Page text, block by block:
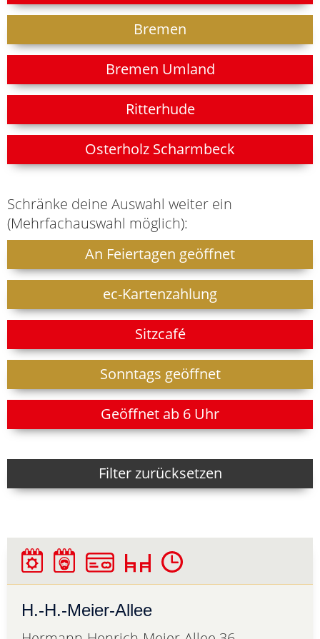
Bremen
Bremen Umland
Ritterhude
Osterholz Scharmbeck
Schränke deine Auswahl weiter ein
(Mehrfachauswahl möglich):
An Feiertagen geöffnet
ec-Kartenzahlung
Sitzcafé
Sonntags geöffnet
Geöffnet ab 6 Uhr
Filter zurücksetzen
H.-H.-Meier-Allee